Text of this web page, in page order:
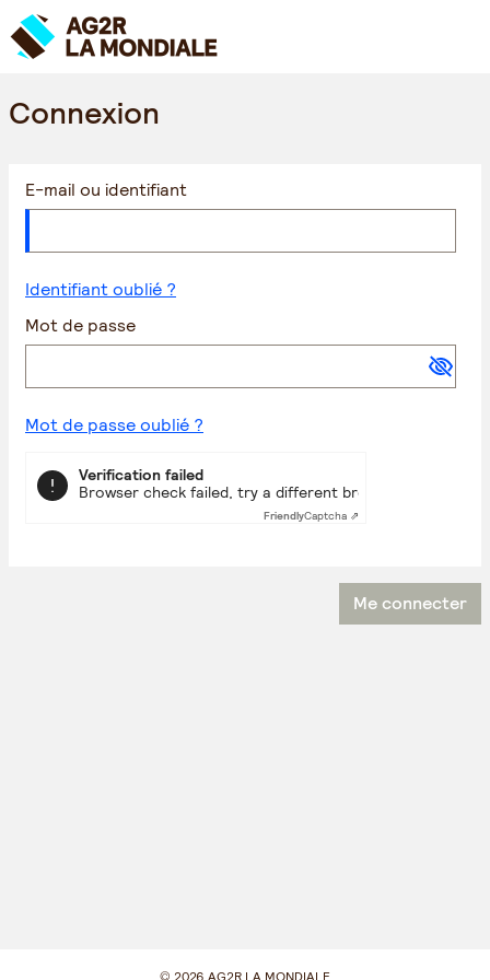
Connexion
E-mail ou identifiant
Identifiant oublié ?
Mot de passe
Mot de passe oublié ?
Verification failed
Browser check failed, try a different browser
FriendlyCaptcha ⇗
© 2026 AG2R LA MONDIALE